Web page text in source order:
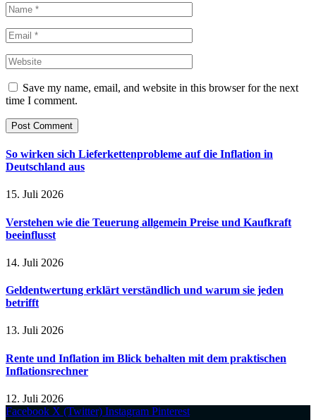
Save my name, email, and website in this browser for the next
time I comment.
So wirken sich Lieferkettenprobleme auf die Inflation in
Deutschland aus
15. Juli 2026
Verstehen wie die Teuerung allgemein Preise und Kaufkraft
beeinflusst
14. Juli 2026
Geldentwertung erklärt verständlich und warum sie jeden
betrifft
13. Juli 2026
Rente und Inflation im Blick behalten mit dem praktischen
Inflationsrechner
12. Juli 2026
Facebook X (Twitter) Instagram Pinterest